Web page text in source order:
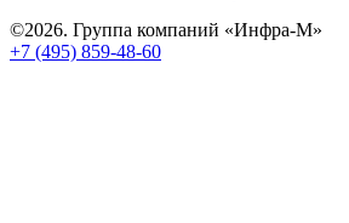
©2026. Группа компаний «Инфра-М»
+7 (495) 859-48-60